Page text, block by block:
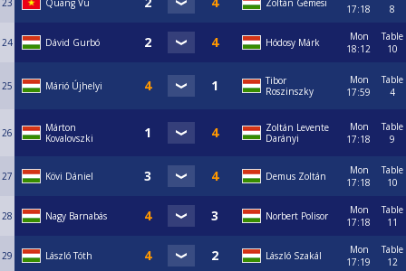
23 Quang Vu Zoltán Gémesi
17:18
8
24 Dávid Gurbó Hódosy Márk
Mon
18:12
Table
10
25 Márió Újhelyi
Tibor
Roszinszky
Mon
17:59
Table
4
26
Márton
Kovalovszki
Zoltán Levente
Darányi
Mon
17:18
Table
9
27 Kövi Dániel Demus Zoltán
Mon
17:18
Table
10
28 Nagy Barnabás Norbert Polisor
Mon
17:18
Table
11
29 László Tóth László Szakál
Mon
17:19
Table
12